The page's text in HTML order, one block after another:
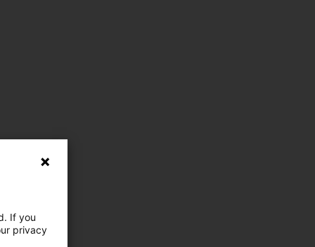
If you
privacy